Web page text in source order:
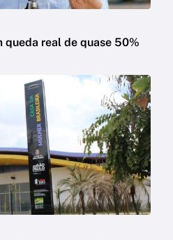
queda real de quase 50%